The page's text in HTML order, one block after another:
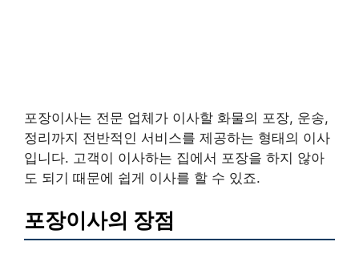
포장이사는 전문 업체가 이사할 화물의 포장, 운송,
정리까지 전반적인 서비스를 제공하는 형태의 이사
입니다. 고객이 이사하는 집에서 포장을 하지 않아
도 되기 때문에 쉽게 이사를 할 수 있죠.
포장이사의 장점